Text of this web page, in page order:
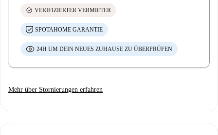
check_circle VERIFIZIERTER VERMIETER
SPOTAHOME GARANTIE
24H UM DEIN NEUES ZUHAUSE ZU ÜBERPRÜFEN
Mehr über Stornierungen erfahren